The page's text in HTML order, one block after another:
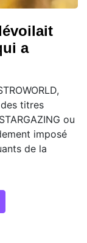
a
titres
ou
imposé
de la